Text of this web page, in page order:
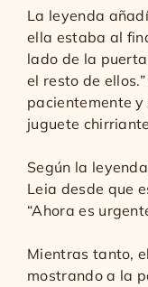
La leyenda
ella estaba al
lado de la
el resto de
pacientemente y
juguete
Según la
Leia desde que
“Ahora es
Mientras tanto,
mostrando a la